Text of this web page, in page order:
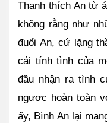
Thanh thích An từ
không rằng như
đuổi An, cứ lặng
cái tính tình của
đầu nhận ra tình
ngược hoàn toàn
ấy, Bình An lại